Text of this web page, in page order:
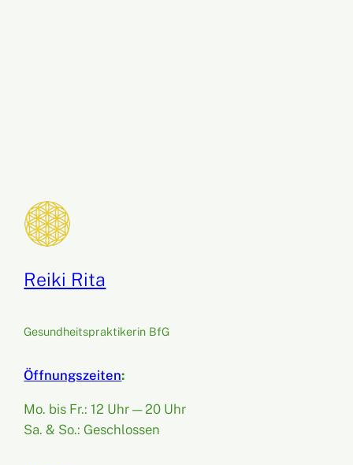
Reiki Rita
Gesundheitspraktikerin BfG
Öffnungszeiten:
Mo. bis Fr.: 12 Uhr — 20 Uhr
Sa. & So.: Geschlossen